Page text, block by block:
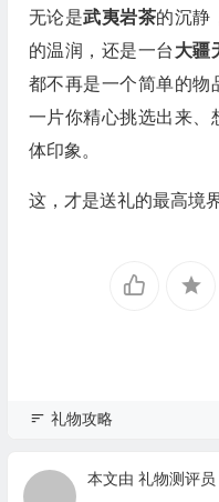
无论是武夷岩茶的沉静
的温润，还是一台 大疆
都不再是一个简单的物
一片你精心挑选出来、
体印象。
这，才是送礼的最高境界
礼物攻略
本文由 礼物测评员